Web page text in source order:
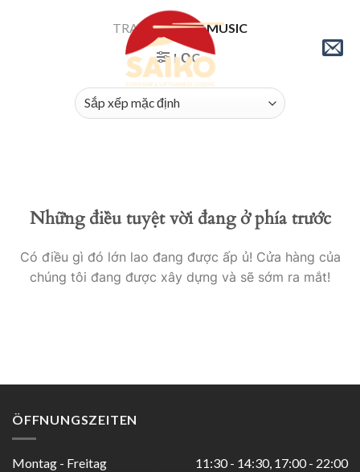
TRANG CHỦ / MUSIC
LỌC
Những điều tuyệt vời đang ở phía trước
Có điều gì đó lớn lao đang được ấp ủ! Cửa hàng của
chúng tôi đang được xây dựng và sẽ sớm ra mắt!
ÖFFNUNGSZEITEN
Montag - Freitag 11:30 - 14:30, 17:00 - 22:00